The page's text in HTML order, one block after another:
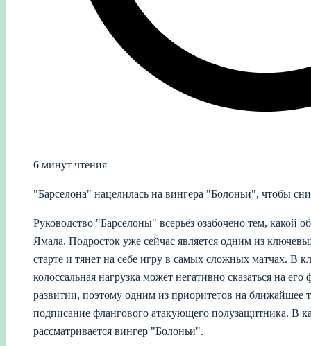
6 минут чтения
"Барселона" нацелилась на вингера "Болоньи", чтобы
Руководство "Барселоны" всерьёз озабочено тем, какой
Ямала. Подросток уже сейчас является одним из
старте и тянет на себе игру в самых сложных матчах. В
колоссальная нагрузка может негативно сказаться на
развитии, поэтому одним из приоритетов на ближайшее
подписание флангового атакующего полузащитника. В
рассматривается вингер "Болоньи".